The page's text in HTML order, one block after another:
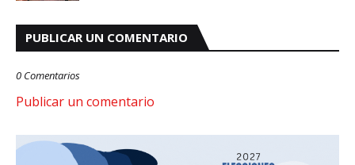
PUBLICAR UN COMENTARIO
0 Comentarios
Publicar un comentario